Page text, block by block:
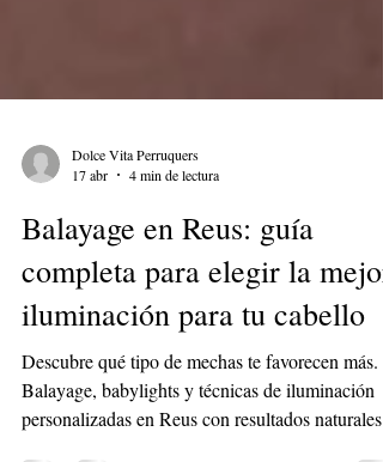
Dolce Vita Perruquers
17 abr
Balayage en Reus: guía
completa para elegir la mejor
iluminación para tu cabello